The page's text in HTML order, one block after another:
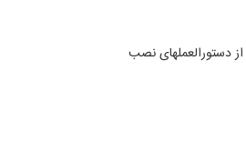
دستورالعملهای نصب